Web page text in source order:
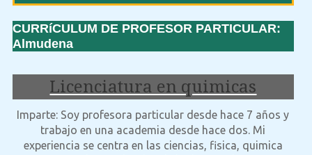
CURRíCULUM DE PROFESOR PARTICULAR:
Almudena
Licenciatura en quimicas
Imparte: Soy profesora particular desde hace 7 años y
trabajo en una academia desde hace dos. Mi
experiencia se centra en las ciencias, fisica, quimica